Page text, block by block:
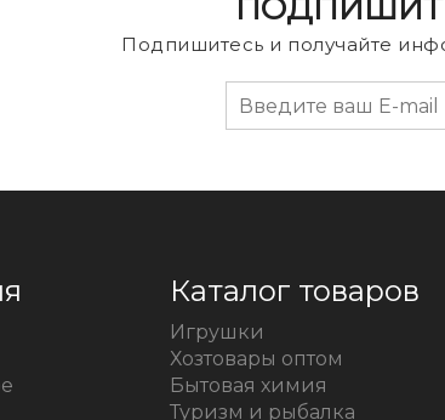
Подпишитесь и получайте
Каталог товаров
Игрушки
Хозтовары оптом
Бытовая химия
Туризм и рыбалка